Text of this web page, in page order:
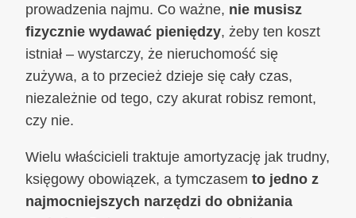
prowadzenia najmu. Co ważne, nie musisz
fizycznie wydawać pieniędzy, żeby ten koszt
istniał – wystarczy, że nieruchomość się
zużywa, a to przecież dzieje się cały czas,
niezależnie od tego, czy akurat robisz remont,
czy nie.
Wielu właścicieli traktuje amortyzację jak trudny,
księgowy obowiązek, a tymczasem to jedno z
najmocniejszych narzędzi do obniżania